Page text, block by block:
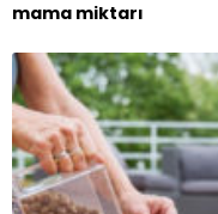
mama miktarı